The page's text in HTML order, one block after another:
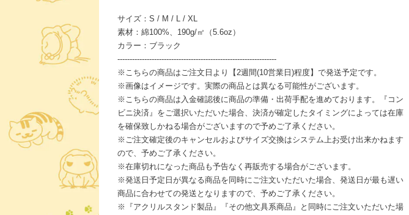
サイズ：S / M / L / XL
素材：綿100%、190g/㎡（5.6oz）
カラー：ブラック
-----------------------------------------------------------------
※こちらの商品はご注文日より【2週間(10営業日)程度】で発送予定です。
※画像はイメージです。実際の商品とは異なる可能性がございます。
※こちらの商品は入金確認後に商品の準備・出荷手配を進めております。『コン
ビニ決済』をご選択いただいた場合、決済が確定したタイミングによっては在庫
を確保致しかねる場合がございますので予めご了承ください。
※ご注文確定後のキャンセルおよびサイズ交換はシステム上お受け出来かねます
ので、予めご了承ください。
※在庫切れになった商品も予告なく再販売する場合がございます。
※発送日予定日が異なる商品を同時にご注文いただいた場合、発送日が最も遅い
商品に合わせての発送となりますので、予めご了承ください。
※『アクリルスタンド製品』『その他文具系商品』と同時にご注文いただいた場